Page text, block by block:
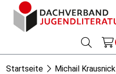
Startseite Michail Krausnick